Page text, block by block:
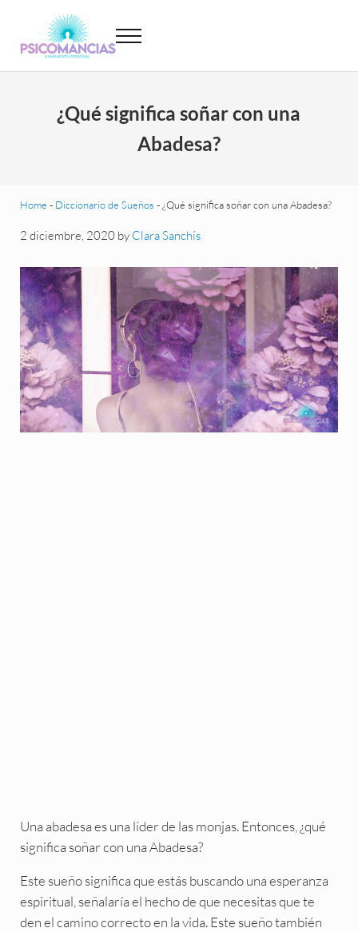
Psicomancias
Menu
¿Qué significa soñar con una
Abadesa?
Home - Diccionario de Sueños -¿Qué significa soñar con una Abadesa?
2 diciembre, 2020 by Clara Sanchís
Una abadesa es una líder de las monjas. Entonces, ¿qué
significa soñar con una Abadesa?
Este sueño significa que estás buscando una esperanza
espiritual, señalaría el hecho de que necesitas que te
den el camino correcto en la vida. Este sueño también